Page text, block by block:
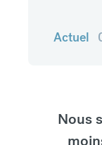
Actuel
Nous